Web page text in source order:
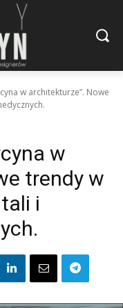
w architekturze”. Nowe
w
trendy w
i